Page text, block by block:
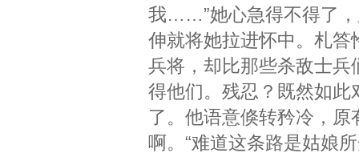
我……”她心急得不得了，
伸就将她拉进怀中。札
兵将，却比那些杀敌士
得他们。残忍？既然如
了。他语意倏转矜冷，
啊。“难道这条路是姑娘